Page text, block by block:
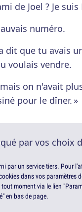
de Joel ? Je suis
numéro.
dit que tu avais
voulais vendre.
mais on n'avait
pour le dîner. »
par vos choix
par un service tiers. Pour
dans vos paramètres
moment via le lien
en bas de page.